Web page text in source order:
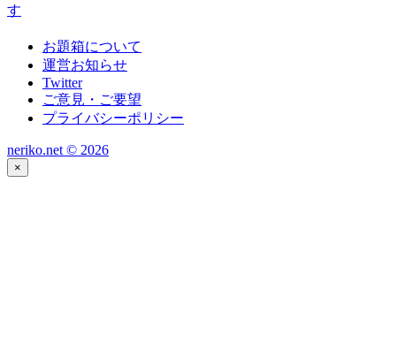
す
お題箱について
運営お知らせ
Twitter
ご意見・ご要望
プライバシーポリシー
neriko.net © 2026
×